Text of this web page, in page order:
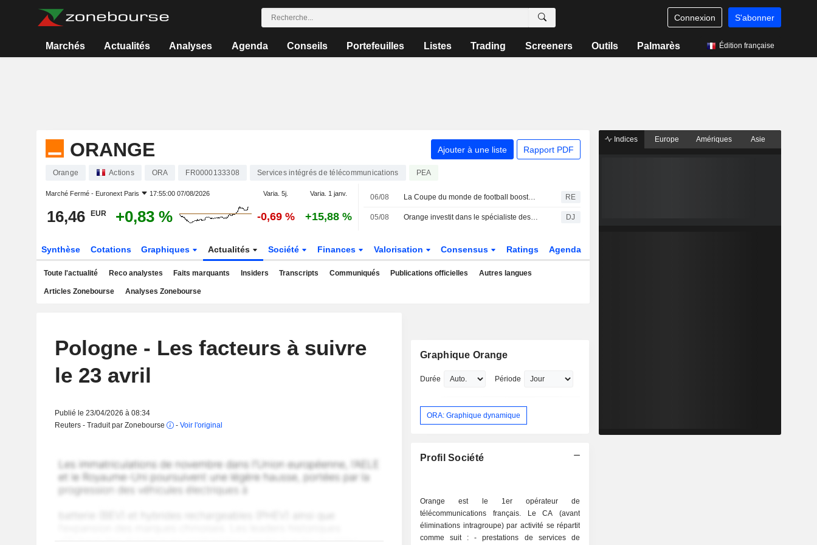
Connexion S'abonner
Marchés Actualités Analyses Agenda Conseils Portefeuilles Listes Trading Screeners Outils Palmarès Édition française
ORANGE Ajouter à une liste Rapport PDF
Orange Actions ORA FR0000133308 Services intégrés de télécommunications PEA
Marché Fermé - Euronext Paris 17:55:00 07/08/2026 Varia. 5j. Varia. 1 janv.
16,46 EUR +0,83 % -0,69 % +15,88 %
06/08 La Coupe du monde de football booste Deutsche Telekom - Le rachat d'actions s'intensifie RE
05/08 Orange investit dans le spécialiste des agents IA autonomes HappyRobot DJ
Synthèse Cotations Graphiques Actualités Société Finances Valorisation Consensus Ratings Agenda
Toute l'actualité Reco analystes Faits marquants Insiders Transcripts Communiqués Publications officielles Autres langues
Articles Zonebourse Analyses Zonebourse
Pologne - Les facteurs à suivre
le 23 avril
Publié le 23/04/2026 à 08:34
Reuters - Traduit par Zonebourse
- Voir l'original
Graphique Orange
Durée Période
ORA: Graphique dynamique
Profil Société
Orange est le 1er opérateur de
télécommunications français. Le CA (avant
éliminations intragroupe) par activité se répartit
comme suit : - prestations de services de
Indices Europe Amériques Asie